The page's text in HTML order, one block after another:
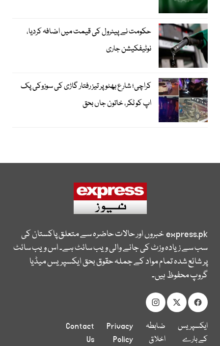
حکومت نے پیٹرول کی قیمت میں اضافہ کردیا،
نوٹیفکیشن جاری
کراچی؛ شارع بھٹو پر تیز رفتار گاڑی کی سوزوکی پک
اپ کو ٹکر، خاتون جاں بحق
express.pkخبروں اور حالات حاضرہ سے متعلق پاکستان کی
سب سے زیادہ وزٹ کی جانے والی ویب سائٹ ہے۔ اس ویب سائٹ
پر شائع شدہ تمام مواد کے جملہ حقوق بحق ایکسپریس میڈیا
گروپ محفوظ ہیں۔
ایکسپریس
کے بارے
ضابطہ
اخلاق
Privacy
Policy
Contact
Us